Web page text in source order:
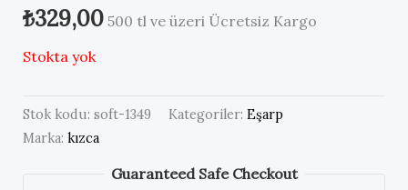
₺329,00 500 tl ve üzeri Ücretsiz Kargo
Stokta yok
Stok kodu: soft-1349 Kategoriler: Eşarp
Marka: kızca
Guaranteed Safe Checkout